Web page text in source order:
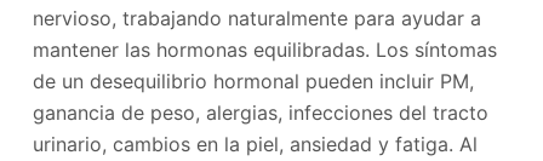
nervioso, trabajando naturalmente para ayudar a
mantener las hormonas equilibradas. Los síntomas
de un desequilibrio hormonal pueden incluir PM,
ganancia de peso, alergias, infecciones del tracto
urinario, cambios en la piel, ansiedad y fatiga. Al